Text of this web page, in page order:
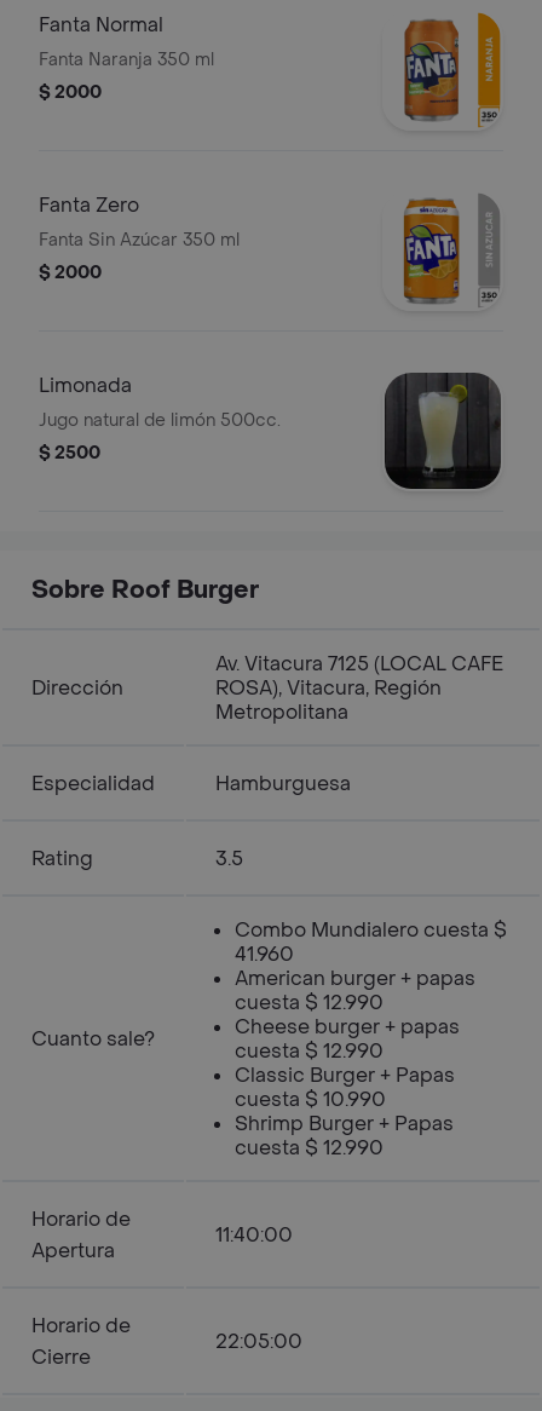
Fanta Normal
Fanta Naranja 350 ml
$ 2000
Fanta Zero
Fanta Sin Azúcar 350 ml
$ 2000
Limonada
Jugo natural de limón 500cc.
$ 2500
Sobre Roof Burger
Dirección
Av. Vitacura 7125 (LOCAL CAFE
ROSA), Vitacura, Región
Metropolitana
Especialidad Hamburguesa
Rating 3.5
Cuanto sale?
Combo Mundialero cuesta $
41.960
American burger + papas
cuesta $ 12.990
Cheese burger + papas
cuesta $ 12.990
Classic Burger + Papas
cuesta $ 10.990
Shrimp Burger + Papas
cuesta $ 12.990
Horario de
Apertura
11:40:00
Horario de
Cierre
22:05:00